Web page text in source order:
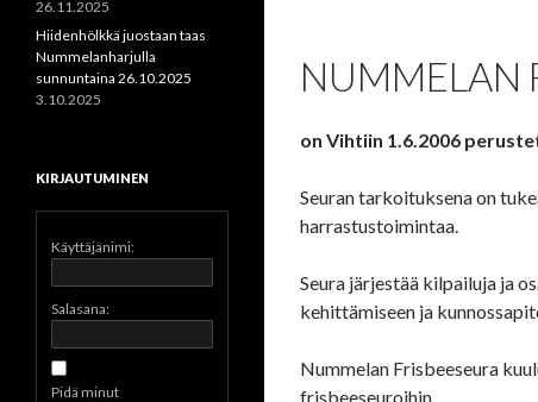
NUMMELAN
on Vihtiin 1.6.2006
Seuran tarkoituksena on
harrastustoimintaa.
Seura järjestää kilpailuja ja
kehittämiseen ja
Nummelan Frisbeeseura
frisbeeseuroihin.
26.11.2025
Hiidenhölkkä juostaan taas
Nummelanharjulla
sunnuntaina 26.10.2025
3.10.2025
KIRJAUTUMINEN
Käyttäjänimi:
Salasana:
Pidä minut